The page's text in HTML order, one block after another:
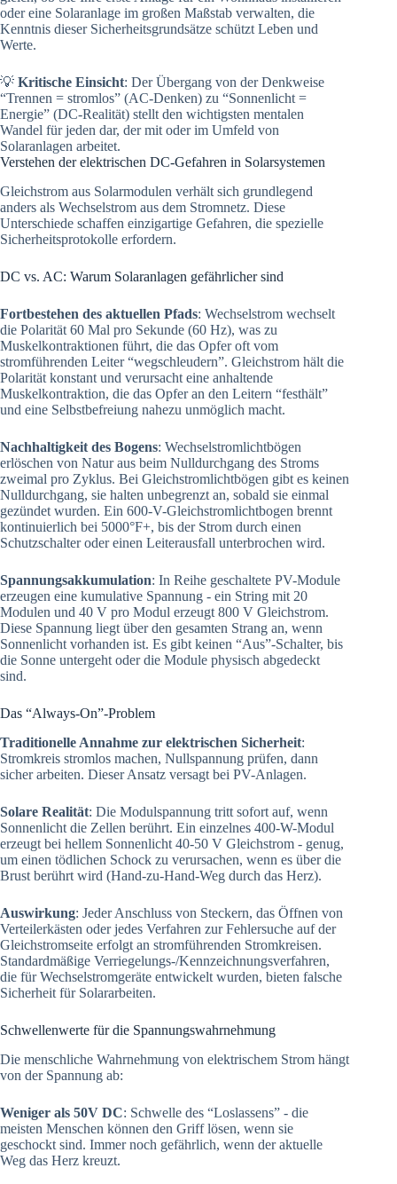
oder eine Solaranlage im großen Maßstab verwalten, die
Kenntnis dieser Sicherheitsgrundsätze schützt Leben und
Werte.
💡 Kritische Einsicht: Der Übergang von der Denkweise
“Trennen = stromlos” (AC-Denken) zu “Sonnenlicht =
Energie” (DC-Realität) stellt den wichtigsten mentalen
Wandel für jeden dar, der mit oder im Umfeld von
Solaranlagen arbeitet.
Verstehen der elektrischen DC-Gefahren in Solarsystemen
Gleichstrom aus Solarmodulen verhält sich grundlegend
anders als Wechselstrom aus dem Stromnetz. Diese
Unterschiede schaffen einzigartige Gefahren, die spezielle
Sicherheitsprotokolle erfordern.
DC vs. AC: Warum Solaranlagen gefährlicher sind
Fortbestehen des aktuellen Pfads: Wechselstrom wechselt
die Polarität 60 Mal pro Sekunde (60 Hz), was zu
Muskelkontraktionen führt, die das Opfer oft vom
stromführenden Leiter “wegschleudern”. Gleichstrom hält die
Polarität konstant und verursacht eine anhaltende
Muskelkontraktion, die das Opfer an den Leitern “festhält”
und eine Selbstbefreiung nahezu unmöglich macht.
Nachhaltigkeit des Bogens: Wechselstromlichtbögen
erlöschen von Natur aus beim Nulldurchgang des Stroms
zweimal pro Zyklus. Bei Gleichstromlichtbögen gibt es keinen
Nulldurchgang, sie halten unbegrenzt an, sobald sie einmal
gezündet wurden. Ein 600-V-Gleichstromlichtbogen brennt
kontinuierlich bei 5000°F+, bis der Strom durch einen
Schutzschalter oder einen Leiterausfall unterbrochen wird.
Spannungsakkumulation: In Reihe geschaltete PV-Module
erzeugen eine kumulative Spannung - ein String mit 20
Modulen und 40 V pro Modul erzeugt 800 V Gleichstrom.
Diese Spannung liegt über den gesamten Strang an, wenn
Sonnenlicht vorhanden ist. Es gibt keinen “Aus”-Schalter, bis
die Sonne untergeht oder die Module physisch abgedeckt
sind.
Das “Always-On”-Problem
Traditionelle Annahme zur elektrischen Sicherheit:
Stromkreis stromlos machen, Nullspannung prüfen, dann
sicher arbeiten. Dieser Ansatz versagt bei PV-Anlagen.
Solare Realität: Die Modulspannung tritt sofort auf, wenn
Sonnenlicht die Zellen berührt. Ein einzelnes 400-W-Modul
erzeugt bei hellem Sonnenlicht 40-50 V Gleichstrom - genug,
um einen tödlichen Schock zu verursachen, wenn es über die
Brust berührt wird (Hand-zu-Hand-Weg durch das Herz).
Auswirkung: Jeder Anschluss von Steckern, das Öffnen von
Verteilerkästen oder jedes Verfahren zur Fehlersuche auf der
Gleichstromseite erfolgt an stromführenden Stromkreisen.
Standardmäßige Verriegelungs-/Kennzeichnungsverfahren,
die für Wechselstromgeräte entwickelt wurden, bieten falsche
Sicherheit für Solararbeiten.
Schwellenwerte für die Spannungswahrnehmung
Die menschliche Wahrnehmung von elektrischem Strom hängt
von der Spannung ab:
Weniger als 50V DC: Schwelle des “Loslassens” - die
meisten Menschen können den Griff lösen, wenn sie
geschockt sind. Immer noch gefährlich, wenn der aktuelle
Weg das Herz kreuzt.